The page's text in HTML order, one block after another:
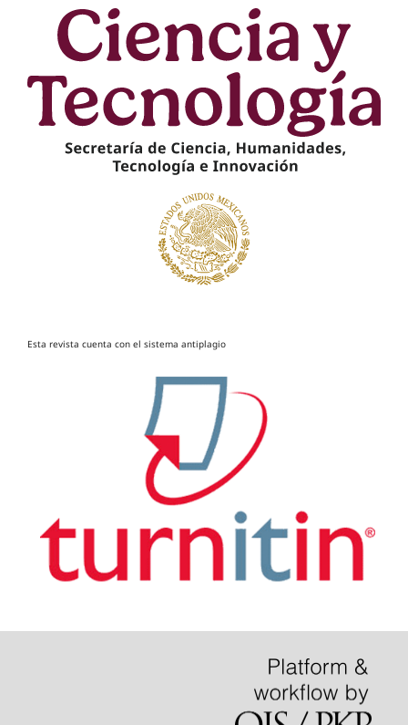
Esta revista cuenta con el sistema antiplagio